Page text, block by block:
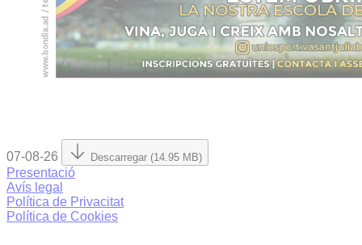
07-08-26 Descarregar (14.95 MB)
Presentació
Avís legal
Política de Privacitat
Política de Cookies